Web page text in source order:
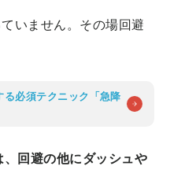
いません。その場回避
る必須テクニック「急降
、回避の他にダッシュや